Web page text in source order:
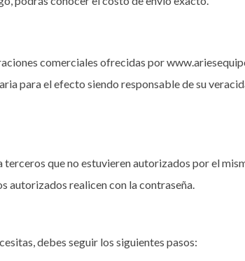
comerciales ofrecidas por
para el efecto siendo responsable de su
que no estuvieren autorizados por el
autorizados realicen con la contraseña.
debes seguir los siguientes pasos: